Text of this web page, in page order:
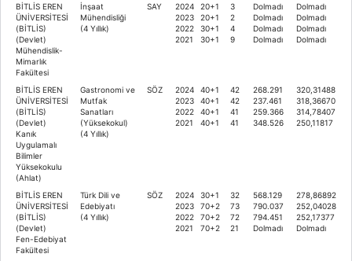
BİTLİS EREN
ÜNİVERSİTESİ
(BİTLİS)
(Devlet)
Mühendislik-
Mimarlık
Fakültesi
İnşaat
Mühendisliği
(4 Yıllık)
SAY
2024
2023
2022
2021
20+1
20+1
30+1
30+1
3
2
4
9
Dolmadı
Dolmadı
Dolmadı
Dolmadı
Dolmadı
Dolmadı
Dolmadı
Dolmadı
BİTLİS EREN
ÜNİVERSİTESİ
(BİTLİS)
(Devlet)
Kanık
Uygulamalı
Bilimler
Yüksekokulu
(Ahlat)
Gastronomi ve
Mutfak
Sanatları
(Yüksekokul)
(4 Yıllık)
SÖZ
2024
2023
2022
2021
40+1
40+1
40+1
40+1
42
42
41
41
268.291
237.461
259.366
348.526
320,31488
318,36670
314,78407
250,11817
BİTLİS EREN
ÜNİVERSİTESİ
(BİTLİS)
(Devlet)
Fen-Edebiyat
Fakültesi
Türk Dili ve
Edebiyatı
(4 Yıllık)
SÖZ
2024
2023
2022
2021
30+1
70+2
70+2
70+2
32
73
72
21
568.129
790.037
794.451
Dolmadı
278,86892
252,04028
252,17377
Dolmadı